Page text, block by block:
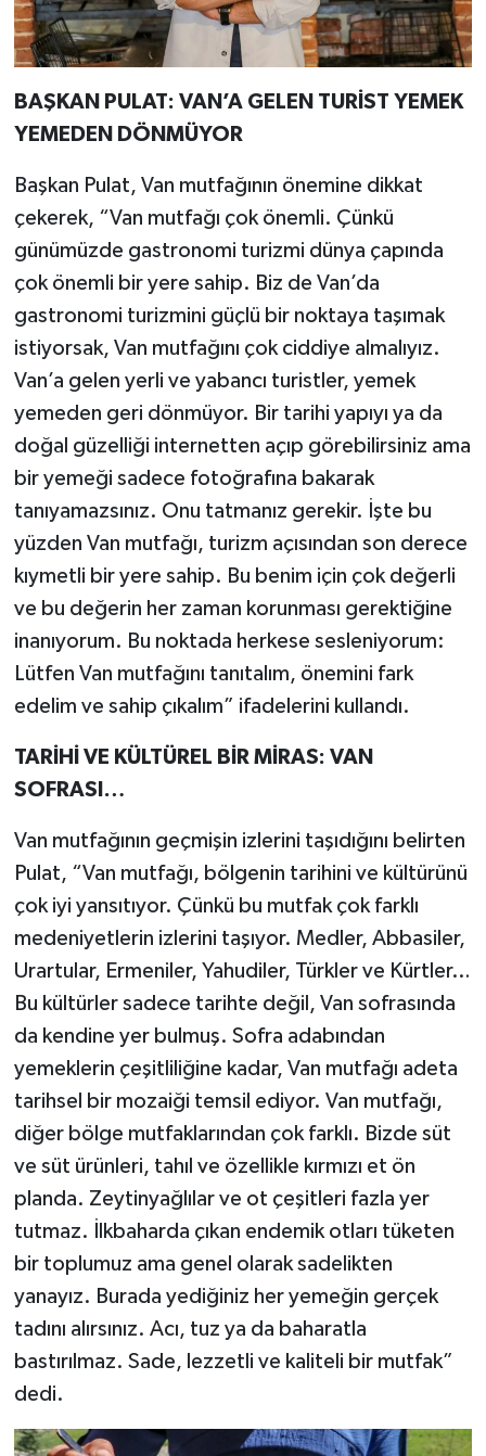
BAŞKAN PULAT: VAN’A GELEN TURİST YEMEK
YEMEDEN DÖNMÜYOR
Başkan Pulat, Van mutfağının önemine dikkat
çekerek, “Van mutfağı çok önemli. Çünkü
günümüzde gastronomi turizmi dünya çapında
çok önemli bir yere sahip. Biz de Van’da
gastronomi turizmini güçlü bir noktaya taşımak
istiyorsak, Van mutfağını çok ciddiye almalıyız.
Van’a gelen yerli ve yabancı turistler, yemek
yemeden geri dönmüyor. Bir tarihi yapıyı ya da
doğal güzelliği internetten açıp görebilirsiniz ama
bir yemeği sadece fotoğrafına bakarak
tanıyamazsınız. Onu tatmanız gerekir. İşte bu
yüzden Van mutfağı, turizm açısından son derece
kıymetli bir yere sahip. Bu benim için çok değerli
ve bu değerin her zaman korunması gerektiğine
inanıyorum. Bu noktada herkese sesleniyorum:
Lütfen Van mutfağını tanıtalım, önemini fark
edelim ve sahip çıkalım” ifadelerini kullandı.
TARİHİ VE KÜLTÜREL BİR MİRAS: VAN
SOFRASI…
Van mutfağının geçmişin izlerini taşıdığını belirten
Pulat, “Van mutfağı, bölgenin tarihini ve kültürünü
çok iyi yansıtıyor. Çünkü bu mutfak çok farklı
medeniyetlerin izlerini taşıyor. Medler, Abbasiler,
Urartular, Ermeniler, Yahudiler, Türkler ve Kürtler…
Bu kültürler sadece tarihte değil, Van sofrasında
da kendine yer bulmuş. Sofra adabından
yemeklerin çeşitliliğine kadar, Van mutfağı adeta
tarihsel bir mozaiği temsil ediyor. Van mutfağı,
diğer bölge mutfaklarından çok farklı. Bizde süt
ve süt ürünleri, tahıl ve özellikle kırmızı et ön
planda. Zeytinyağlılar ve ot çeşitleri fazla yer
tutmaz. İlkbaharda çıkan endemik otları tüketen
bir toplumuz ama genel olarak sadelikten
yanayız. Burada yediğiniz her yemeğin gerçek
tadını alırsınız. Acı, tuz ya da baharatla
bastırılmaz. Sade, lezzetli ve kaliteli bir mutfak”
dedi.